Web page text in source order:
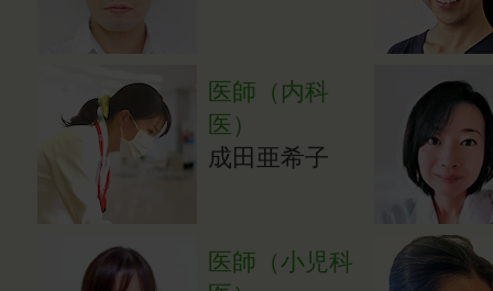
医師（内科
医）
成田亜希子
医師（小児科